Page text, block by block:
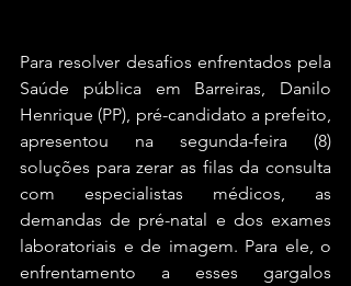
Para resolver desafios enfrentados pela
Saúde pública em Barreiras, Danilo
Henrique (PP), pré-candidato a prefeito,
apresentou na segunda-feira (8)
soluções para zerar as filas da consulta
com especialistas médicos, as
demandas de pré-natal e dos exames
laboratoriais e de imagem. Para ele, o
enfrentamento a esses gargalos